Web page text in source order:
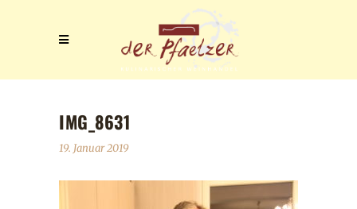
IMG_8631
19. Januar 2019